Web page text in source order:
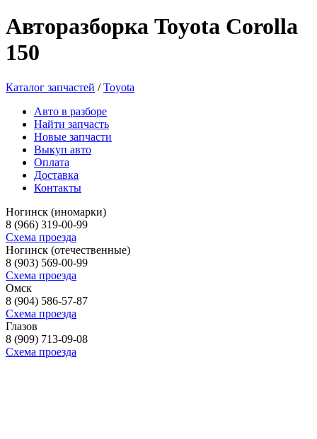
Авторазборка Toyota Corolla
150
Каталог запчастей /Toyota
Авто в разборе
Найти запчасть
Новые запчасти
Выкуп авто
Оплата
Доставка
Контакты
Ногинск (иномарки)
8 (966) 319-00-99
Схема проезда
Ногинск (отечественные)
8 (903) 569-00-99
Схема проезда
Омск
8 (904) 586-57-87
Схема проезда
Глазов
8 (909) 713-09-08
Схема проезда